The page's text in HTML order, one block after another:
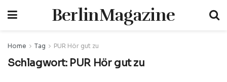
BerlinMagazine
Home Tag PUR Hör gut zu
Schlagwort: PUR Hör gut zu